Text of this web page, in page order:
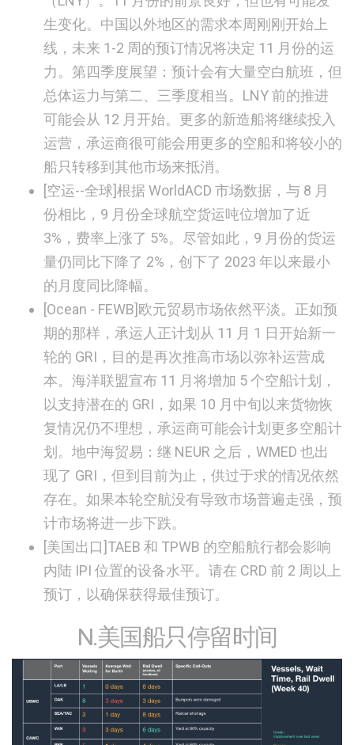
生变化。中国以外地区的需求本周刚刚开始上
线，未来 1-2 周的预订情况将决定 11 月份的运
力。第四季度展望：预计会有大量空白航班，但
总体运力与第二、三季度相当。LNY 前的推进
可能会从 12 月开始。更多的新造船将继续投入
运营，承运商很可能会用更多的空船和将较小的
船只转移到其他市场来抵消。
[空运--全球]根据 WorldACD 市场数据，与 8 月
份相比，9 月份全球航空货运吨位增加了近
3%，费率上涨了 5%。尽管如此，9 月份的货运
量仍同比下降了 2%，创下了 2023 年以来最小
的月度同比降幅。
[Ocean - FEWB]欧元贸易市场依然平淡。正如预
期的那样，承运人正计划从 11 月 1 日开始新一
轮的 GRI，目的是再次推高市场以弥补运营成
本。海洋联盟宣布 11 月将增加 5 个空船计划，
以支持潜在的 GRI，如果 10 月中旬以来货物恢
复情况仍不理想，承运商可能会计划更多空船计
划。地中海贸易：继 NEUR 之后，WMED 也出
现了 GRI，但到目前为止，供过于求的情况依然
存在。如果本轮空航没有导致市场普遍走强，预
计市场将进一步下跌。
[美国出口]TAEB 和 TPWB 的空船航行都会影响
内陆 IPI 位置的设备水平。请在 CRD 前 2 周以上
预订，以确保获得最佳预订。
N.美国船只停留时间